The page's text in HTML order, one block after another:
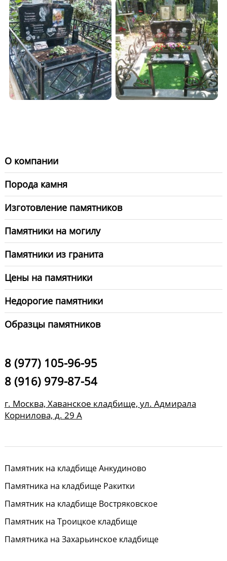
О компании
Порода камня
Изготовление памятников
Памятники на могилу
Памятники из гранита
Цены на памятники
Недорогие памятники
Образцы памятников
8 (977) 105-96-95
8 (916) 979-87-54
г. Москва, Хаванское кладбище, ул. Адмирала
Корнилова, д. 29 А
Памятник на кладбище Анкудиново
Памятника на кладбище Ракитки
Памятник на кладбище Востряковское
Памятник на Троицкое кладбище
Памятника на Захарьинское кладбище